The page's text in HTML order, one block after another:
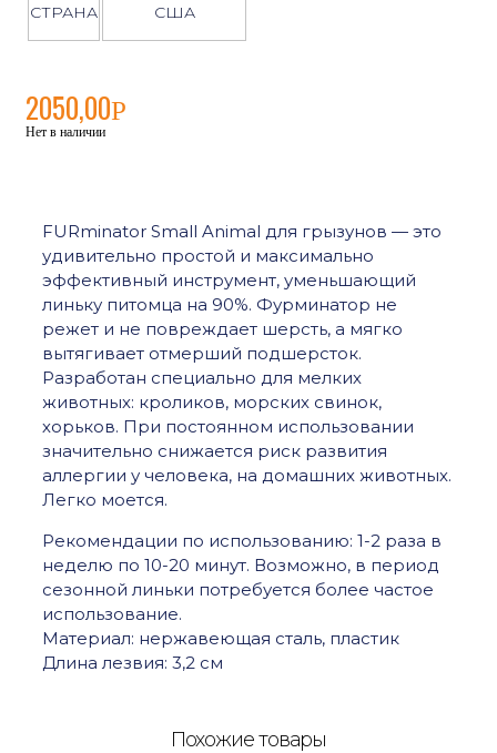
СТРАНА США
2050,00Р
Нет в наличии
FURminator Small Animal для грызунов — это
удивительно простой и максимально
эффективный инструмент, уменьшающий
линьку питомца на 90%. Фурминатор не
режет и не повреждает шерсть, а мягко
вытягивает отмерший подшерсток.
Разработан специально для мелких
животных: кроликов, морских свинок,
хорьков. При постоянном использовании
значительно снижается риск развития
аллергии у человека, на домашних животных.
Легко моется.
Рекомендации по использованию: 1-2 раза в
неделю по 10-20 минут. Возможно, в период
сезонной линьки потребуется более частое
использование.
Материал: нержавеющая сталь, пластик
Длина лезвия: 3,2 см
Похожие товары